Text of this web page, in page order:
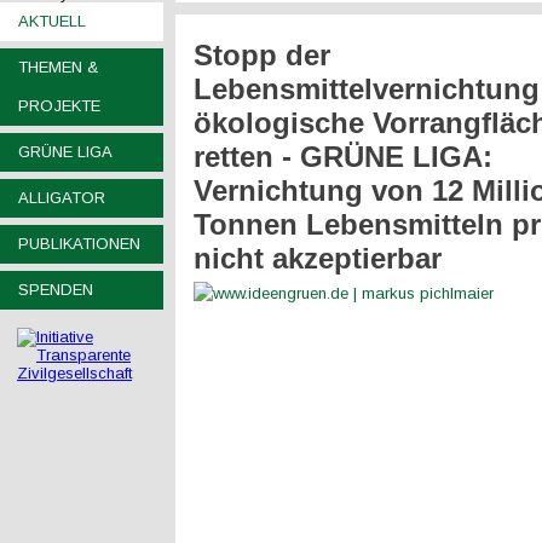
AKTUELL
THEMEN &
PROJEKTE
GRÜNE LIGA
ALLIGATOR
PUBLIKATIONEN
SPENDEN
Stopp der
ökologische
retten - GRÜNE LIGA:
Vernichtung von 12
Tonnen Lebensmitteln
nicht akzeptierbar